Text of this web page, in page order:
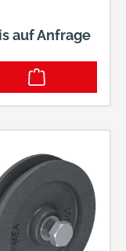
auf Anfrage